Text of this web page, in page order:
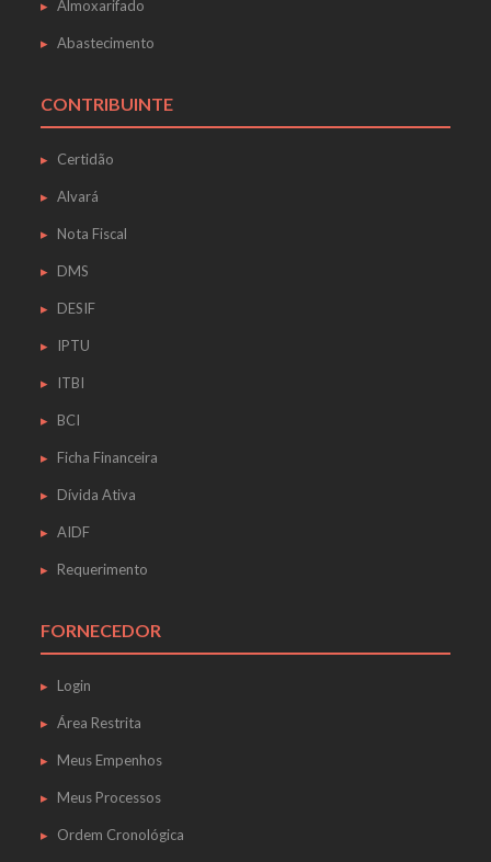
Almoxarifado
Abastecimento
CONTRIBUINTE
Certidão
Alvará
Nota Fiscal
DMS
DESIF
IPTU
ITBI
BCI
Ficha Financeira
Dívida Ativa
AIDF
Requerimento
FORNECEDOR
Login
Área Restrita
Meus Empenhos
Meus Processos
Ordem Cronológica